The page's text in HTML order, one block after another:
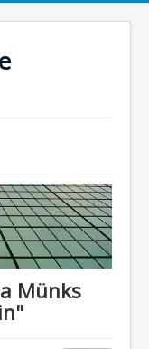
Münks